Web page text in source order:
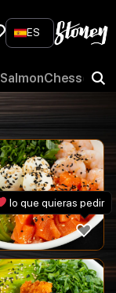
ES
SalmonChesse
lo que quieras pedir